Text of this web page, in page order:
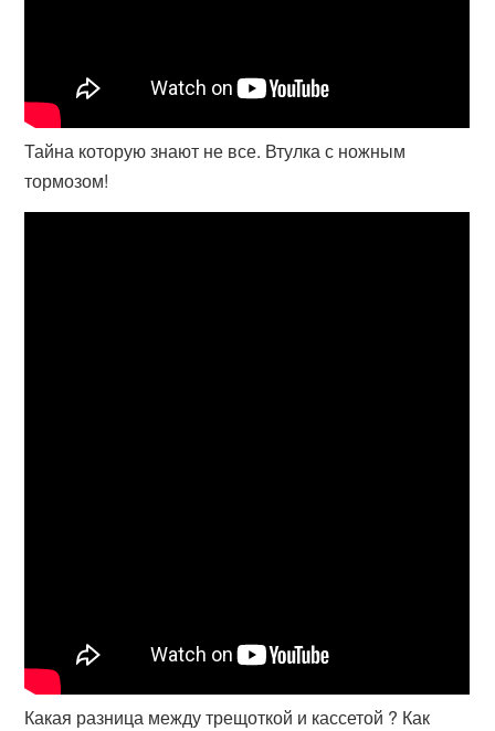
Тайна которую знают не все. Втулка с ножным
тормозом!
Какая разница между трещоткой и кассетой ? Как